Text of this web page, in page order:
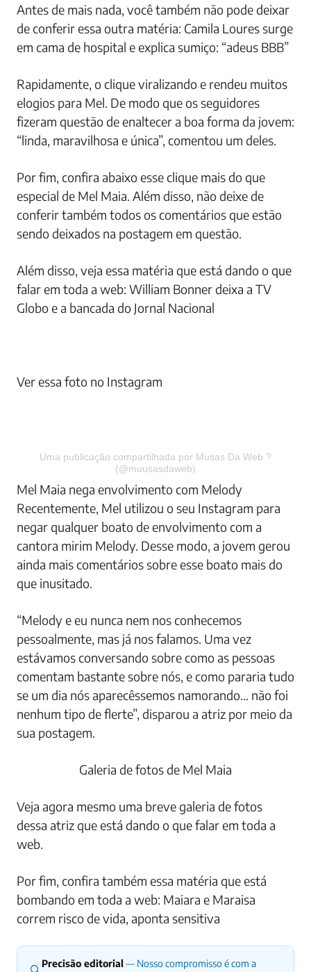
Antes de mais nada, você também não pode deixar
de conferir essa outra matéria: Camila Loures surge
em cama de hospital e explica sumiço: “adeus BBB”
Rapidamente, o clique viralizando e rendeu muitos
elogios para Mel. De modo que os seguidores
fizeram questão de enaltecer a boa forma da jovem:
“linda, maravilhosa e única”, comentou um deles.
Por fim, confira abaixo esse clique mais do que
especial de Mel Maia. Além disso, não deixe de
conferir também todos os comentários que estão
sendo deixados na postagem em questão.
Além disso, veja essa matéria que está dando o que
falar em toda a web: William Bonner deixa a TV
Globo e a bancada do Jornal Nacional
Ver essa foto no Instagram
Uma publicação compartilhada por Musas Da Web ?
(@muusasdaweb)
Mel Maia nega envolvimento com Melody
Recentemente, Mel utilizou o seu Instagram para
negar qualquer boato de envolvimento com a
cantora mirim Melody. Desse modo, a jovem gerou
ainda mais comentários sobre esse boato mais do
que inusitado.
“Melody e eu nunca nem nos conhecemos
pessoalmente, mas já nos falamos. Uma vez
estávamos conversando sobre como as pessoas
comentam bastante sobre nós, e como pararia tudo
se um dia nós aparecêssemos namorando… não foi
nenhum tipo de flerte”, disparou a atriz por meio da
sua postagem.
Galeria de fotos de Mel Maia
Veja agora mesmo uma breve galeria de fotos
dessa atriz que está dando o que falar em toda a
web.
Por fim, confira também essa matéria que está
bombando em toda a web: Maiara e Maraisa
correm risco de vida, aponta sensitiva
Precisão editorial — Nosso compromisso é com a